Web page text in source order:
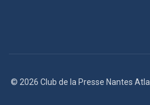
© 2026 Club de la Presse Nantes